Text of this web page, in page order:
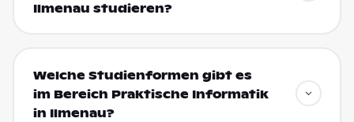
Ilmenau studieren?
Welche Studienformen gibt es
im Bereich Praktische Informatik
in Ilmenau?